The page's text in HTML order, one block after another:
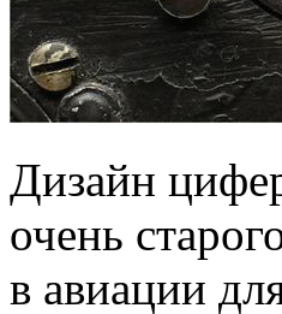
Дизайн
очень
в авиации